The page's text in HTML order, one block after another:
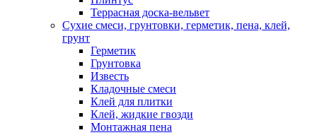
Террасная доска-вельвет
Сухие смеси, грунтовки, герметик, пена, клей,
грунт
Герметик
Грунтовка
Известь
Кладочные смеси
Клей для плитки
Клей, жидкие гвозди
Монтажная пена